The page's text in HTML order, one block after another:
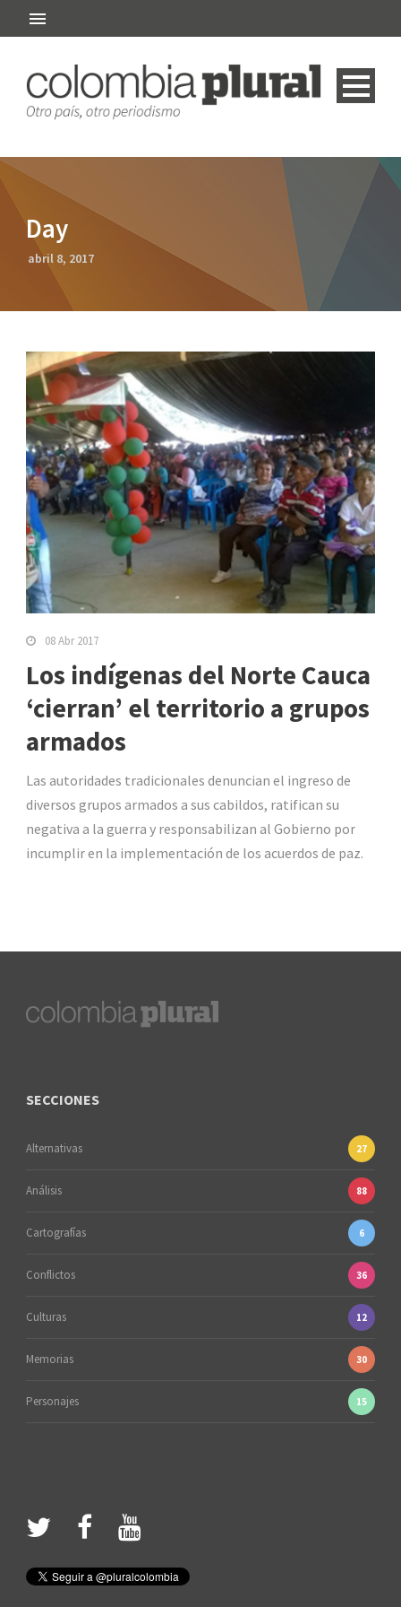
Day
abril 8, 2017
08 Abr 2017
Los indígenas del Norte Cauca
‘cierran’ el territorio a grupos
armados
Las autoridades tradicionales denuncian el ingreso de
diversos grupos armados a sus cabildos, ratifican su
negativa a la guerra y responsabilizan al Gobierno por
incumplir en la implementación de los acuerdos de paz.
SECCIONES
Alternativas 27
Análisis 88
Cartografías 6
Conflictos 36
Culturas 12
Memorias 30
Personajes 15